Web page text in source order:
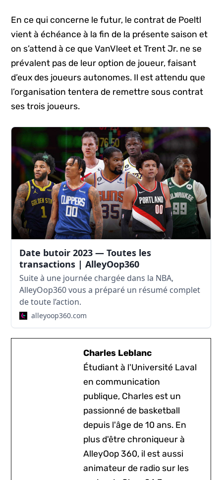
En ce qui concerne le futur, le contrat de Poeltl
vient à échéance à la fin de la présente saison et
on s’attend à ce que VanVleet et Trent Jr. ne se
prévalent pas de leur option de joueur, faisant
d’eux des joueurs autonomes. Il est attendu que
l’organisation tentera de remettre sous contrat
ses trois joueurs.
Date butoir 2023 — Toutes les
transactions | AlleyOop360
Suite à une journée chargée dans la NBA,
AlleyOop360 vous a préparé un résumé complet
de toute l’action.
alleyoop360.com
Charles Leblanc
Étudiant à l'Université Laval
en communication
publique, Charles est un
passionné de basketball
depuis l'âge de 10 ans. En
plus d'être chroniqueur à
AlleyOop 360, il est aussi
animateur de radio sur les